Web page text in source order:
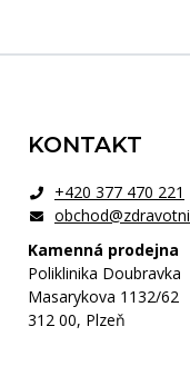
KONTAKT
+420 377 470 221
Kamenná prodejna
Poliklinika Doubravka
Masarykova 1132/62
312 00, Plzeň